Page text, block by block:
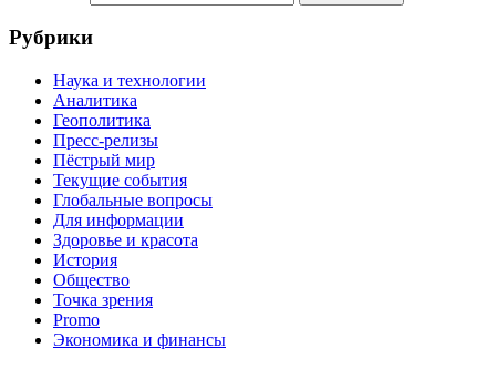
Рубрики
Наука и технологии
Аналитика
Геополитика
Пресс-релизы
Пёстрый мир
Текущие события
Глобальные вопросы
Для информации
Здоровье и красота
История
Общество
Точка зрения
Promo
Экономика и финансы